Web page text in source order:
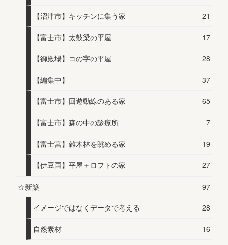
【沼津市】キッチンに集う家 21
【富士市】太鼓梁の平屋 17
【御殿場】コの字の平屋 28
【編集中】 37
【富士市】回遊動線のある家 65
【富士市】森の中の診療所 7
【富士宮】雑木林を眺める家 19
【伊豆国】平屋＋ロフトの家 27
☆新築 97
イメージではなくデータで考える 28
自然素材 16